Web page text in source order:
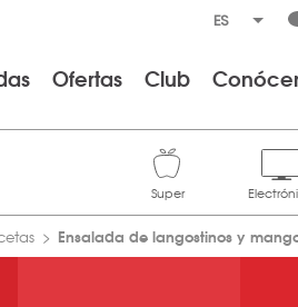
Ofertas Club
Ensalada de langostinos y